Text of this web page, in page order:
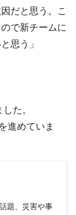
だと思う。こ
で新チームに
思う」
た。
進めていま
題、災害や事